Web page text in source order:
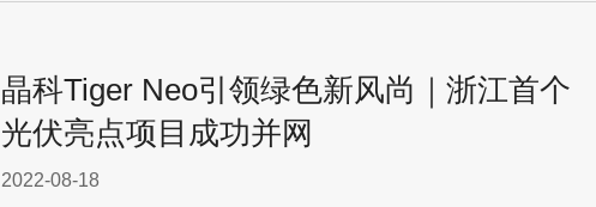
晶科Tiger Neo引领绿色新风尚｜浙江首个
光伏亮点项目成功并网
2022-08-18